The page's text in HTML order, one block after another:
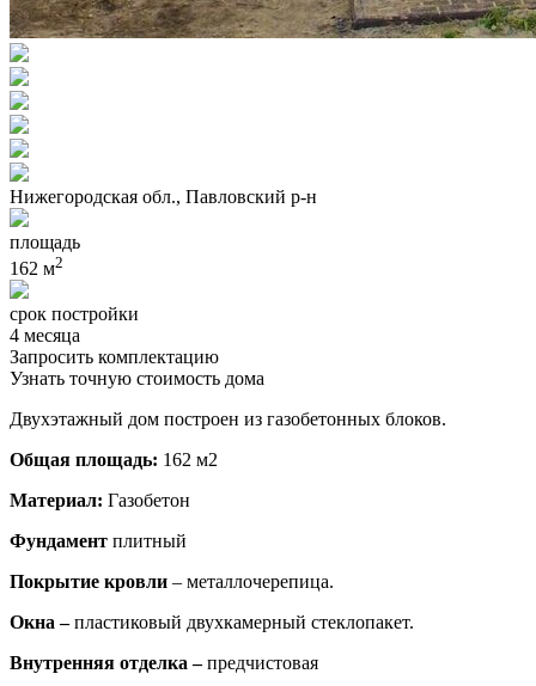
Нижегородская обл., Павловский р-н
площадь
162 м2
срок постройки
4 месяца
Запросить комплектацию
Узнать точную стоимость дома
Двухэтажный дом построен из газобетонных блоков.
Общая площадь: 162 м2
Материал: Газобетон
Фундамент плитный
Покрытие кровли – металлочерепица.
Окна –пластиковый двухкамерный стеклопакет.
Внутренняя отделка –предчистовая